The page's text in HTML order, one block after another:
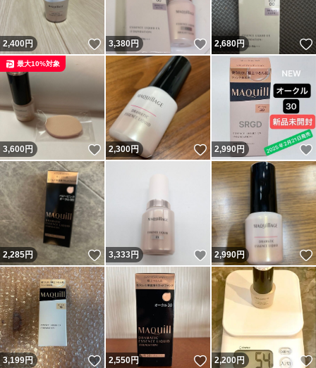
2,400円 いいね！
3,380円 いいね！
2,680円
3,600円 いいね！
最大10%対象
2,300円 いいね！
2,990円
2,285円 いいね！
3,333円 いいね！
2,990円
3,199円 いいね！
2,550円 いいね！
2,200円